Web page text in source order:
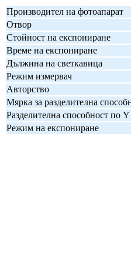
Производител на фотоапарат
Отвор
Стойност на експониране
Време на експониране
Дължина на светкавица
Режим измервач
Авторство
Мярка за разделителна
Разделителна способност по Y
Режим на експониране